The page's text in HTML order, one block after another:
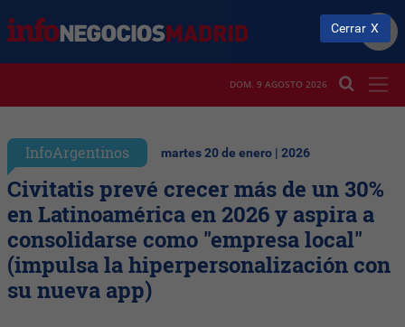
DOM. 9 AGOSTO 2026
InfoArgentinos martes 20 de enero | 2026
Civitatis prevé crecer más de un 30%
en Latinoamérica en 2026 y aspira a
consolidarse como "empresa local"
(impulsa la hiperpersonalización con
su nueva app)
Cerrar